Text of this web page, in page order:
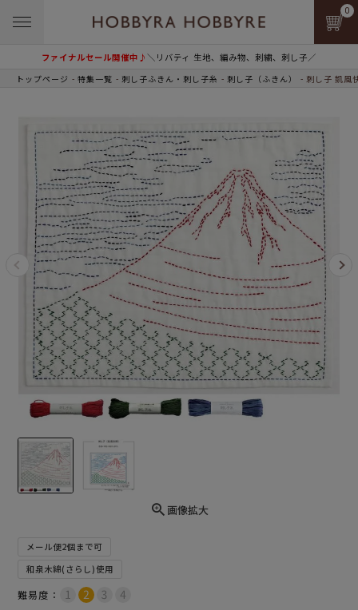
ファイナルセール開催中♪＼リバティ 生地、編み物、刺繍、刺し子／
0
トップページ 特集一覧 刺し子ふきん・刺し子糸 刺し子（ふきん） 刺し子 凱風
画像拡大
メール便2個まで可
和泉木綿(さらし)使用
難易度：